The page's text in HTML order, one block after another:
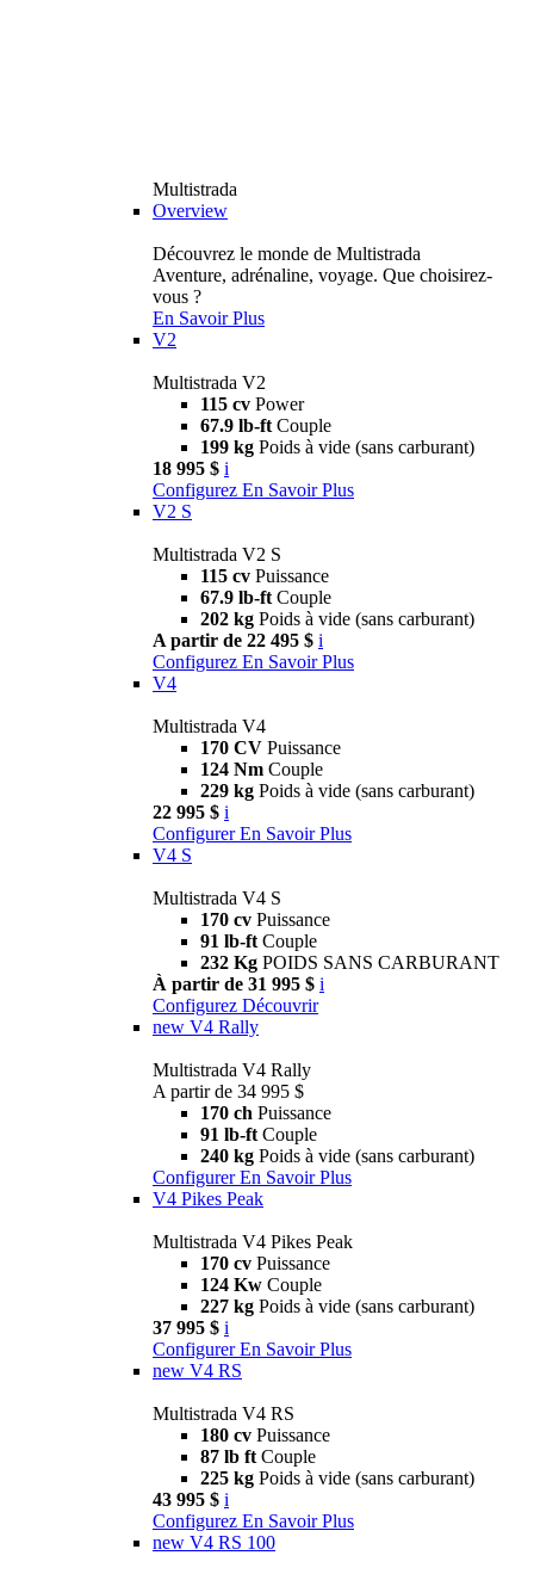
Multistrada
Overview
Découvrez le monde de Multistrada
Aventure, adrénaline, voyage. Que choisirez-
vous ?
En Savoir Plus
V2
Multistrada V2
115 cv Power
67.9 lb-ft Couple
199 kg Poids à vide (sans carburant)
18 995 $ i
Configurez En Savoir Plus
V2 S
Multistrada V2 S
115 cv Puissance
67.9 lb-ft Couple
202 kg Poids à vide (sans carburant)
A partir de 22 495 $ i
Configurez En Savoir Plus
V4
Multistrada V4
170 CV Puissance
124 Nm Couple
229 kg Poids à vide (sans carburant)
22 995 $ i
Configurer En Savoir Plus
V4 S
Multistrada V4 S
170 cv Puissance
91 lb-ft Couple
232 Kg POIDS SANS CARBURANT
À partir de 31 995 $ i
Configurez Découvrir
new V4 Rally
Multistrada V4 Rally
A partir de 34 995 $
170 ch Puissance
91 lb-ft Couple
240 kg Poids à vide (sans carburant)
Configurer En Savoir Plus
V4 Pikes Peak
Multistrada V4 Pikes Peak
170 cv Puissance
124 Kw Couple
227 kg Poids à vide (sans carburant)
37 995 $ i
Configurer En Savoir Plus
new V4 RS
Multistrada V4 RS
180 cv Puissance
87 lb ft Couple
225 kg Poids à vide (sans carburant)
43 995 $ i
Configurez En Savoir Plus
new V4 RS 100